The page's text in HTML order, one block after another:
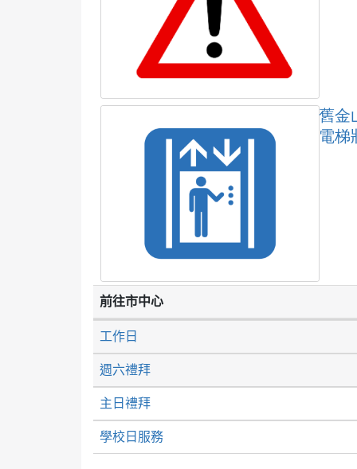
舊金
電梯
前往市中心
週六禮拜
主日禮拜
工作日
學校日服務